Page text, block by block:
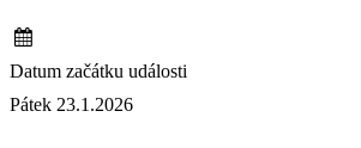
Datum začátku události
Pátek 23.1.2026